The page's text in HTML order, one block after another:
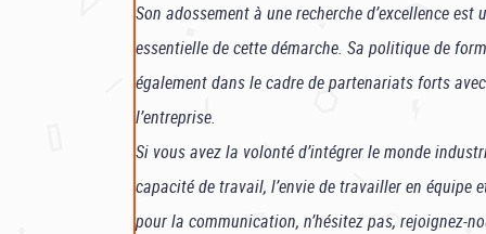
Son adossement à une recherche d’excellence est
essentielle de cette démarche. Sa politique de
également dans le cadre de partenariats forts
l’entreprise.
Si vous avez la volonté d’intégrer le monde
capacité de travail, l’envie de travailler en équipe
pour la communication, n’hésitez pas, rejoignez-